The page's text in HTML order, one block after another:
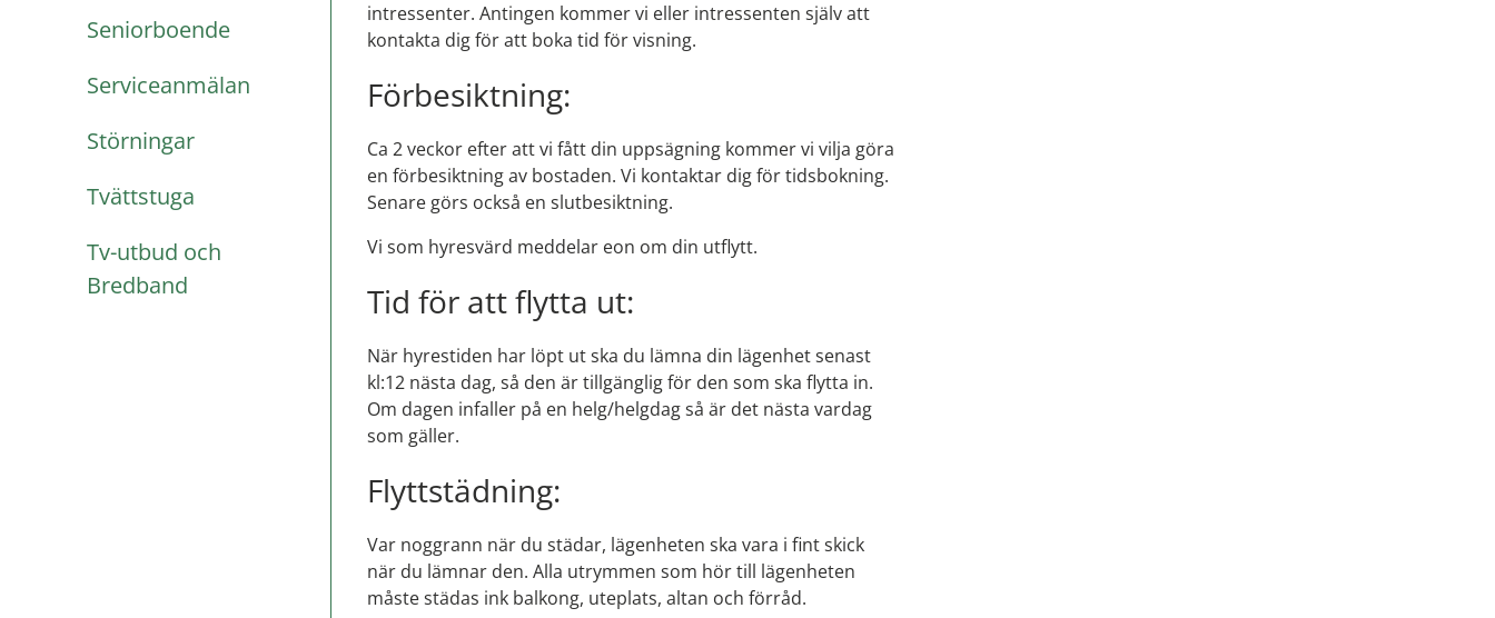
Seniorboende
Serviceanmälan
Störningar
Tvättstuga
Tv-utbud och
Bredband
intressenter. Antingen kommer vi eller intressenten själv att
kontakta dig för att boka tid för visning.
Förbesiktning:
Ca 2 veckor efter att vi fått din uppsägning kommer vi vilja göra
en förbesiktning av bostaden. Vi kontaktar dig för tidsbokning.
Senare görs också en slutbesiktning.
Vi som hyresvärd meddelar eon om din utflytt.
Tid för att flytta ut:
När hyrestiden har löpt ut ska du lämna din lägenhet senast
kl:12 nästa dag, så den är tillgänglig för den som ska flytta in.
Om dagen infaller på en helg/helgdag så är det nästa vardag
som gäller.
Flyttstädning:
Var noggrann när du städar, lägenheten ska vara i fint skick
när du lämnar den. Alla utrymmen som hör till lägenheten
måste städas ink balkong, uteplats, altan och förråd.